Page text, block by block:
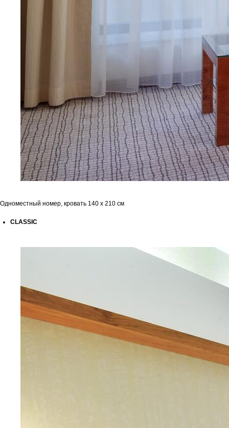
Одноместный номер, кровать 140 x 210 см
CLASSIC